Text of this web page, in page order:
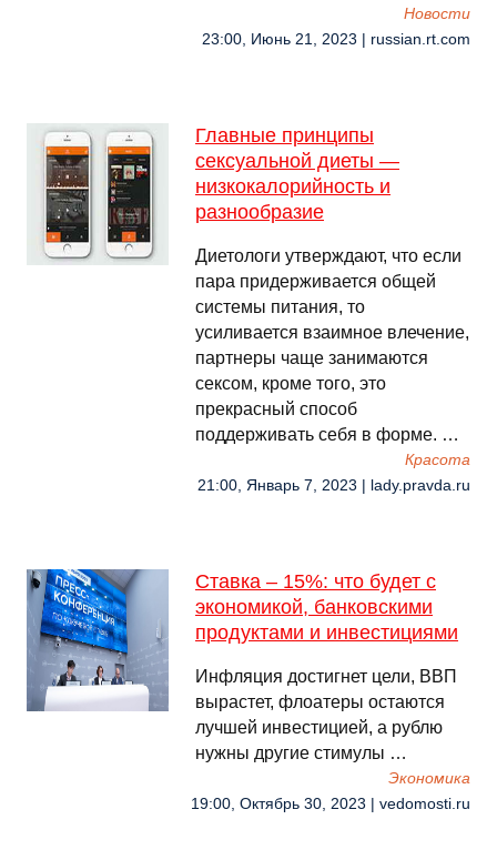
Новости
23:00, Июнь 21, 2023 | russian.rt.com
Главные принципы
сексуальной диеты —
низкокалорийность и
разнообразие
Диетологи утверждают, что если
пара придерживается общей
системы питания, то
усиливается взаимное влечение,
партнеры чаще занимаются
сексом, кроме того, это
прекрасный способ
поддерживать себя в форме. …
Красота
21:00, Январь 7, 2023 | lady.pravda.ru
Ставка – 15%: что будет с
экономикой, банковскими
продуктами и инвестициями
Инфляция достигнет цели, ВВП
вырастет, флоатеры остаются
лучшей инвестицией, а рублю
нужны другие стимулы …
Экономика
19:00, Октябрь 30, 2023 | vedomosti.ru